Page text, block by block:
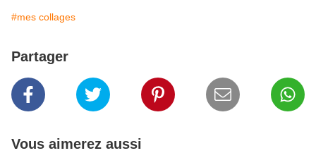
#mes collages
Partager
Vous aimerez aussi